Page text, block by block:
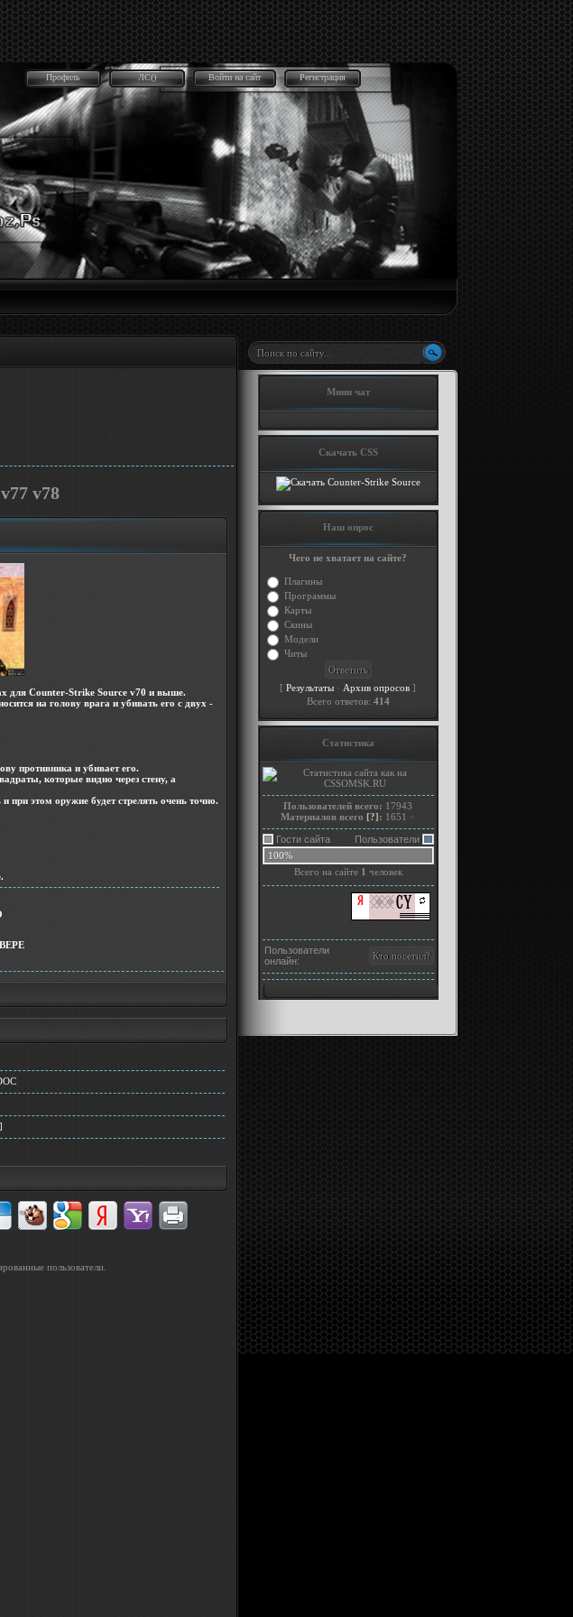
Профиль ЛС() Войти на сайт Регистрация
v78
для Counter-Strike Source v70 и выше.
на голову врага и убивать его с двух -
противника и убивает его.
которые видно через стену, а
этом оружие будет стрелять очень точно.
пользователи.
Мини чат
Скачать CSS
Наш опрос
Чего не хватает на сайте?
Плагины
Программы
Карты
Скины
Модели
Читы
[ Результаты · Архив опросов ]
Всего ответов: 414
Статистика
Пользователей всего: 17943
Материалов всего [?]: 1651 +
Гости сайта
Пользователи
100%
Всего на сайте 1 человек
Пользователи
онлайн: